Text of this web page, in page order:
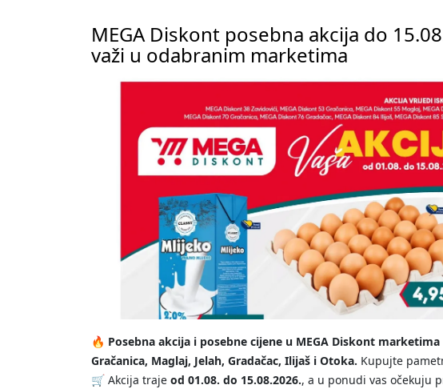
MEGA Diskont posebna akcija do
važi u odabranim marketima
🔥 Posebna akcija i posebne cijene u MEGA Diskont marketima
Gračanica, Maglaj, Jelah, Gradačac, Ilijaš i Otoka. Kupujte
🛒 Akcija traje od 01.08. do 15.08.2026., a u ponudi vas očekuju